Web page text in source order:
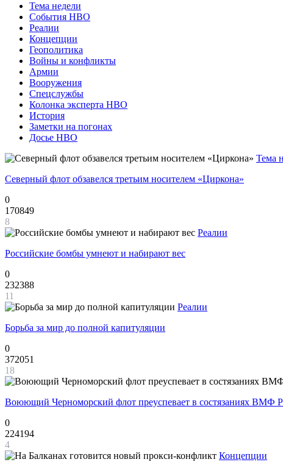
Тема недели
События НВО
Реалии
Концепции
Геополитика
Войны и конфликты
Армии
Вооружения
Спецслужбы
Колонка эксперта НВО
История
Заметки на погонах
Досье НВО
Тема
Северный флот обзавелся третьим носителем «Циркона»
0
170849
8
Реалии
Российские бомбы умнеют и набирают вес
0
232388
11
Реалии
Борьба за мир до полной капитуляции
0
372051
18
Воюющий Черноморский флот преуспевает в состязаниях ВМФ
0
224194
4
Концепции